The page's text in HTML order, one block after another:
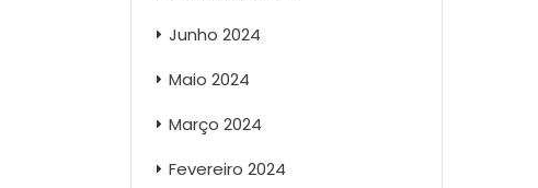
Junho 2024
Maio 2024
Março 2024
Fevereiro 2024